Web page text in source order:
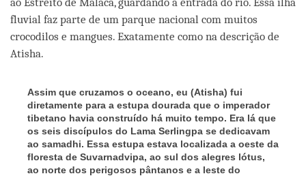
fluvial faz parte de um parque nacional com muitos
crocodilos e mangues. Exatamente como na descrição de
Atisha.
Assim que cruzamos o oceano, eu (Atisha) fui
diretamente para a estupa dourada que o imperador
tibetano havia construído há muito tempo. Era lá que
os seis discípulos do Lama Serlingpa se dedicavam
ao samadhi. Essa estupa estava localizada a oeste da
floresta de Suvarnadvipa, ao sul dos alegres lótus,
ao norte dos perigosos pântanos e a leste do